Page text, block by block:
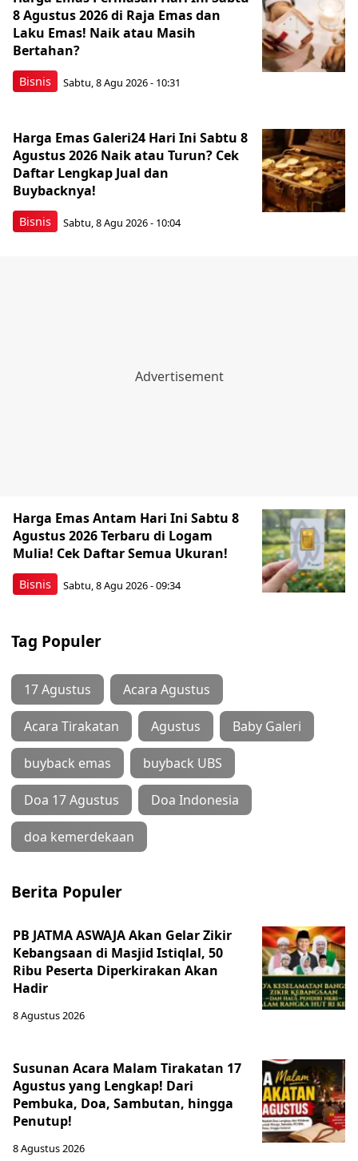
Bisnis
8 Agustus 2026 di Raja Emas dan
Laku Emas! Naik atau Masih
Bertahan?
Sabtu, 8 Agu 2026 - 10:31
Bisnis
Harga Emas Galeri24 Hari Ini Sabtu 8
Agustus 2026 Naik atau Turun? Cek
Daftar Lengkap Jual dan
Buybacknya!
Sabtu, 8 Agu 2026 - 10:04
Bisnis
Harga Emas Antam Hari Ini Sabtu 8
Agustus 2026 Terbaru di Logam
Mulia! Cek Daftar Semua Ukuran!
Sabtu, 8 Agu 2026 - 09:34
Tag Populer
17 Agustus Acara Agustus
Acara Tirakatan Agustus Baby Galeri
buyback emas buyback UBS
Doa 17 Agustus Doa Indonesia
doa kemerdekaan
Berita Populer
PB JATMA ASWAJA Akan Gelar Zikir
Kebangsaan di Masjid Istiqlal, 50
Ribu Peserta Diperkirakan Akan
Hadir
8 Agustus 2026
Susunan Acara Malam Tirakatan 17
Agustus yang Lengkap! Dari
Pembuka, Doa, Sambutan, hingga
Penutup!
8 Agustus 2026